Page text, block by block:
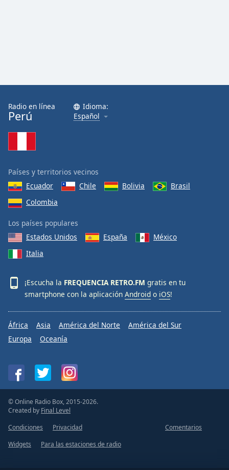
Radio en línea
Perú
Idioma:
Español
Países y territorios vecinos
Ecuador
Chile Bolivia
Brasil
Colombia
Los países populares
Estados Unidos
España
México
Italia
¡Escucha la FREQUENCIA RETRO.FM gratis en tu
smartphone con la aplicación Android o iOS!
África Asia América del Norte
América del Sur
Europa
Oceanía
© Online Radio Box, 2015-2026.
Created by Final Level
Condiciones
Privacidad
Comentarios
Widgets
Para las estaciones de radio